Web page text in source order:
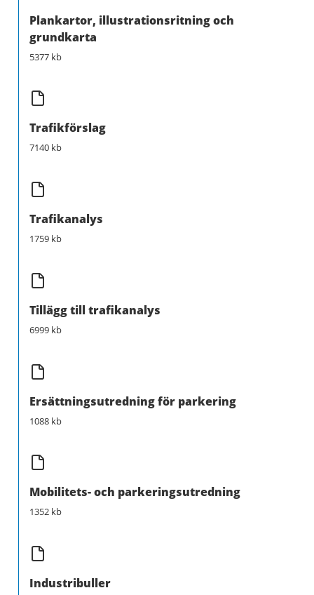
Plankartor, illustrationsritning och
grundkarta
5377 kb
Trafikförslag
7140 kb
Trafikanalys
1759 kb
Tillägg till trafikanalys
6999 kb
Ersättningsutredning för parkering
1088 kb
Mobilitets- och parkeringsutredning
1352 kb
Industribuller